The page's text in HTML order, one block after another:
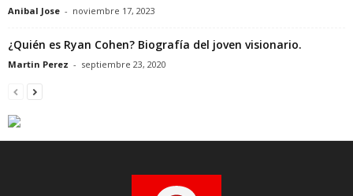
Anibal Jose - noviembre 17, 2023
¿Quién es Ryan Cohen? Biografía del joven visionario.
Martin Perez - septiembre 23, 2020